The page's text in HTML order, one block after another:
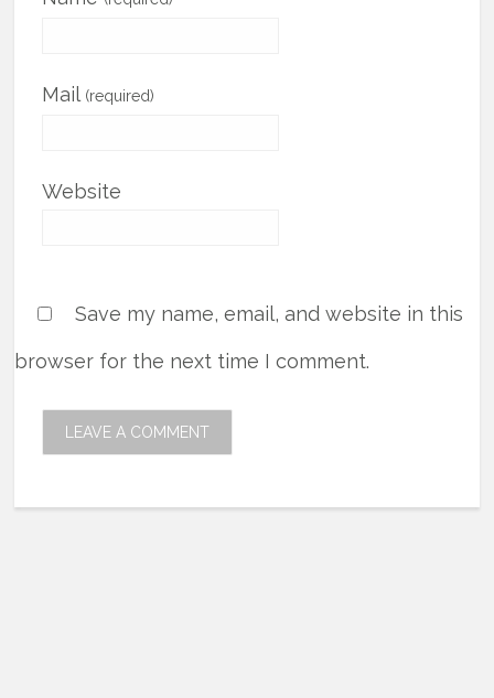
Mail (required)
Website
Save my name, email, and website in this
browser for the next time I comment.